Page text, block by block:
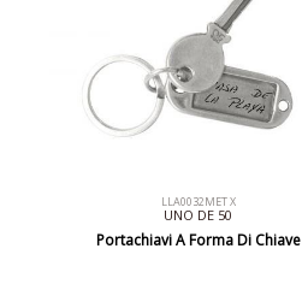
LLA0032MET X
UNO DE 50
Portachiavi A Forma Di Chiave